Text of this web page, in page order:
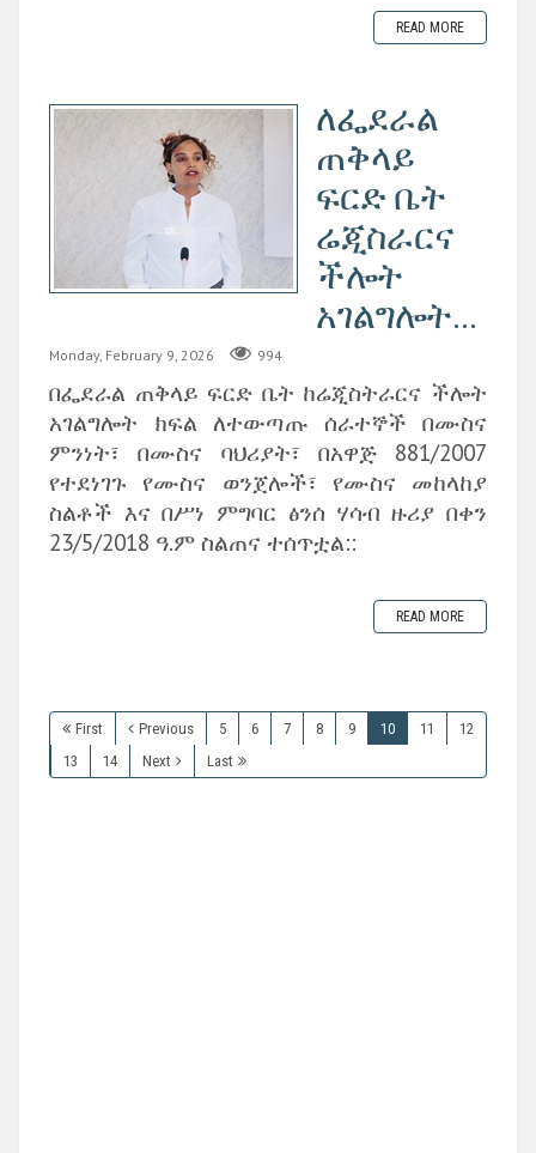
READ MORE
ለፌደራል
ጠቅላይ
ፍርድ ቤት
ሬጂስራርና
ችሎት
አገልግሎት...
Monday, February 9, 2026 994
በፌደራል ጠቅላይ ፍርድ ቤት ከሬጂስትራርና ችሎት
አገልግሎት ክፍል ለተውጣጡ ሰራተኞች በሙስና
ምንነት፣ በሙስና ባህሪያት፣ በአዋጅ 881/2007
የተደነገጉ የሙስና ወንጀሎች፣ የሙስና መከላከያ
ስልቶች እና በሥነ ምግባር ፅንሰ ሃሳብ ዙሪያ በቀን
23/5/2018 ዓ.ም ስልጠና ተሰጥቷል::
READ MORE
First Previous 5 6 7 8 9 10 11
12
13
14 Next Last